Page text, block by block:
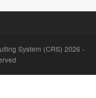
System (CRS) 2026 -